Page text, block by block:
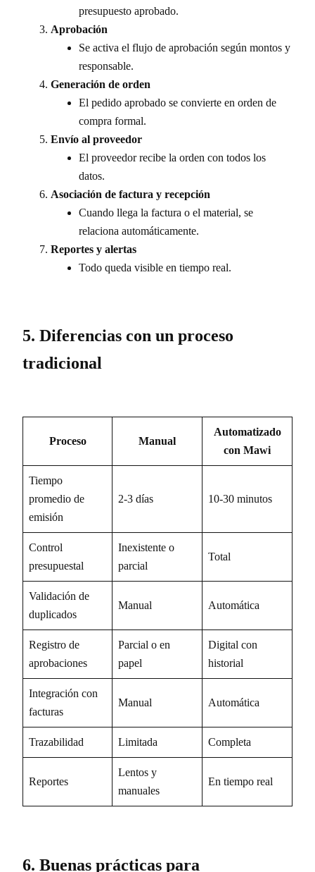
presupuesto aprobado.
Aprobación
Se activa el flujo de aprobación según montos y
responsable.
Generación de orden
El pedido aprobado se convierte en orden de
compra formal.
Envío al proveedor
El proveedor recibe la orden con todos los
datos.
Asociación de factura y recepción
Cuando llega la factura o el material, se
relaciona automáticamente.
Reportes y alertas
Todo queda visible en tiempo real.
5. Diferencias con un proceso
tradicional
Proceso Manual
Automatizado
con Mawi
Tiempo
promedio de
emisión
2-3 días 10-30 minutos
Control
presupuestal
Inexistente o
parcial
Total
Validación de
duplicados
Manual Automática
Registro de
aprobaciones
Parcial o en
papel
Digital con
historial
Integración con
facturas
Manual Automática
Trazabilidad Limitada Completa
Reportes
Lentos y
manuales
En tiempo real
6. Buenas prácticas para